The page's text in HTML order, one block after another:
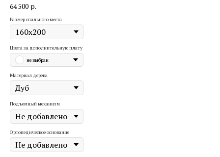
64 500 р.
Размер спального места
Цвета за дополнительную плату
не выбран
Материал дерева
Подъемный механизм
Ортопедическое основание